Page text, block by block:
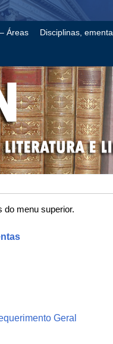
Áreas Disciplinas,
do menu superior.
Geral